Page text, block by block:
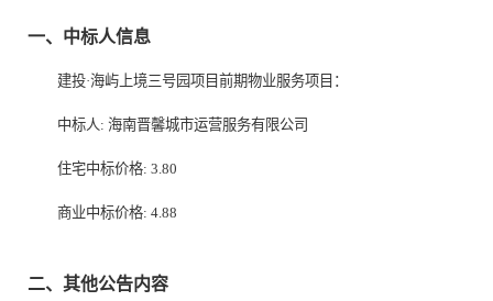
一、中标人信息
建投·海屿上境三号园项目前期物业服务项目：
中标人: 海南晋馨城市运营服务有限公司
住宅中标价格: 3.80
商业中标价格: 4.88
二、其他公告内容